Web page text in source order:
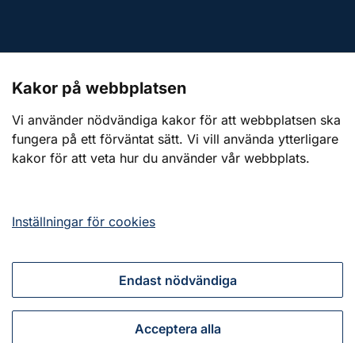
Webbplatsen
Om webbplatsen
Kakor på webbplatsen
Vi använder nödvändiga kakor för att webbplatsen ska
fungera på ett förväntat sätt. Vi vill använda ytterligare
kakor för att veta hur du använder vår webbplats.
Inställningar för cookies
Endast nödvändiga
Acceptera alla